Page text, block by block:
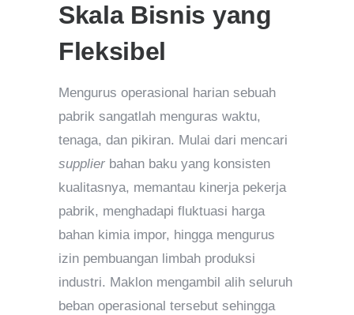
Skala Bisnis yang
Fleksibel
Mengurus operasional harian sebuah
pabrik sangatlah menguras waktu,
tenaga, dan pikiran. Mulai dari mencari
supplier bahan baku yang konsisten
kualitasnya, memantau kinerja pekerja
pabrik, menghadapi fluktuasi harga
bahan kimia impor, hingga mengurus
izin pembuangan limbah produksi
industri. Maklon mengambil alih seluruh
beban operasional tersebut sehingga